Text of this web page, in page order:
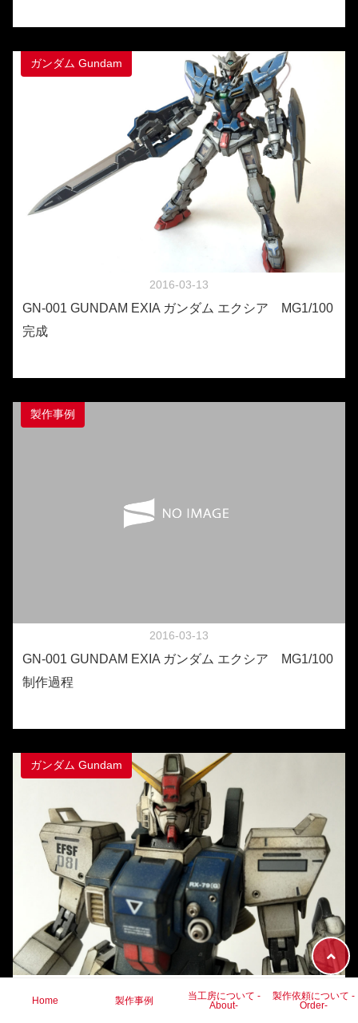
ガンダム Gundam
2016-03-13
GN-001 GUNDAM EXIA ガンダム エクシア MG1/100
完成
製作事例
2016-03-13
GN-001 GUNDAM EXIA ガンダム エクシア MG1/100
制作過程
ガンダム Gundam
RX-79［G］陸戦型ガンダム シローアマダ機 完成
Home 製作事例
当工房について -
About-
製作依頼について -
Order-